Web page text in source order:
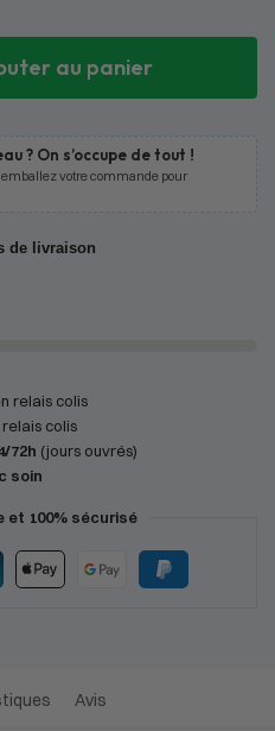
au panier
? On s’occupe de tout !
votre commande pour
de livraison
relais colis
relais colis
72h (jours ouvrés)
soin
et 100% sécurisé
Avis